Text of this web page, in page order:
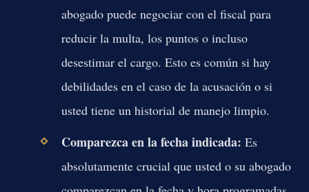
abogado puede negociar con el fiscal para
reducir la multa, los puntos o incluso
desestimar el cargo. Esto es común si hay
debilidades en el caso de la acusación o si
usted tiene un historial de manejo limpio.
Comparezca en la fecha indicada: Es
absolutamente crucial que usted o su abogado